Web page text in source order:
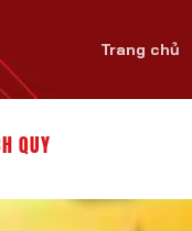
Trang chủ
QUY